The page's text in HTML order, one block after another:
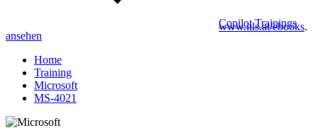
www.itls.at/ebooks.
Copilot Trainings
ansehen
Home
Training
Microsoft
MS-4021